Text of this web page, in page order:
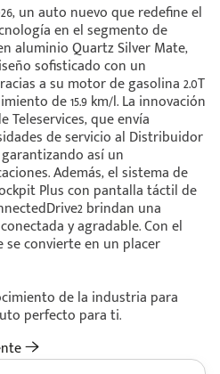
un auto nuevo que redefine el
en el segmento de
aluminio Quartz Silver Mate,
sofisticado con un
a su motor de gasolina 2.0T
de 15.9 km/l. La innovación
Teleservices, que envía
de servicio al Distribuidor
así un
Además, el sistema de
Plus con pantalla táctil de
brindan una
y agradable. Con el
se convierte en un placer
de la industria para
perfecto para ti.